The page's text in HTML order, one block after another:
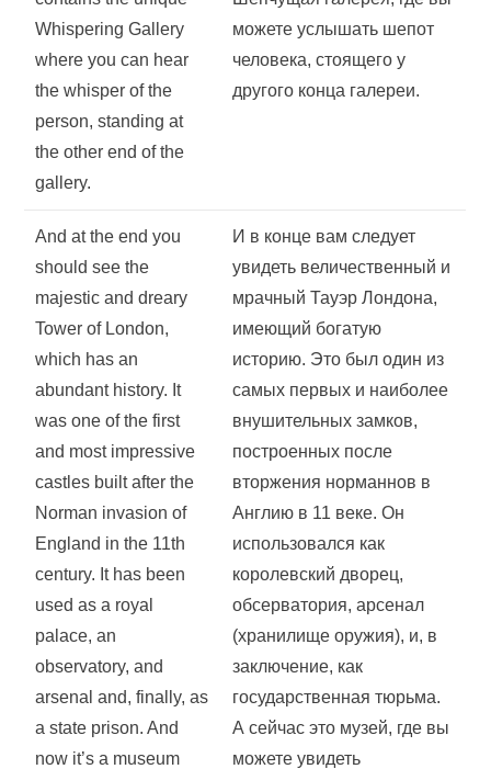
Whispering Gallery
where you can hear
the whisper of the
person, standing at
the other end of the
gallery.
можете услышать шепот
человека, стоящего у
другого конца галереи.
And at the end you
should see the
majestic and dreary
Tower of London,
which has an
abundant history. It
was one of the first
and most impressive
castles built after the
Norman invasion of
England in the 11th
century. It has been
used as a royal
palace, an
observatory, and
arsenal and, finally, as
a state prison. And
now it’s a museum
И в конце вам следует
увидеть величественный и
мрачный Тауэр Лондона,
имеющий богатую
историю. Это был один из
самых первых и наиболее
внушительных замков,
построенных после
вторжения норманнов в
Англию в 11 веке. Он
использовался как
королевский дворец,
обсерватория, арсенал
(хранилище оружия), и, в
заключение, как
государственная тюрьма.
А сейчас это музей, где вы
можете увидеть